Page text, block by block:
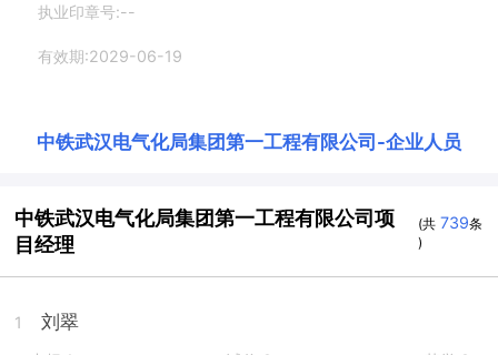
执业印章号:--
有效期:2029-06-19
中铁武汉电气化局集团第一工程有限公司 -企业人员
中铁武汉电气化局集团第一工程有限公司项
目经理
(共739条
)
1 刘翠